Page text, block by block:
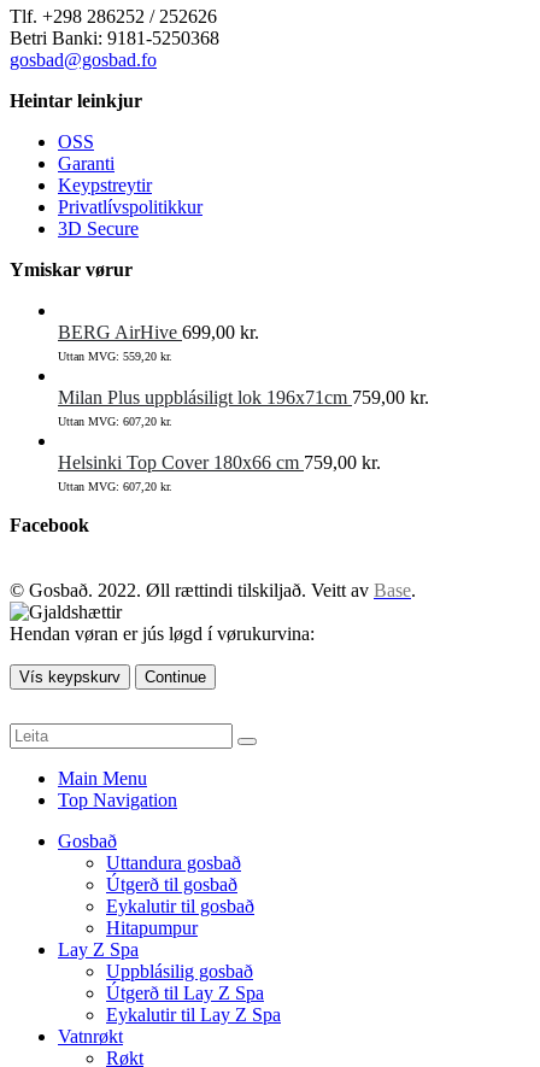
Tlf. +298 286252 / 252626
Betri Banki: 9181-5250368
gosbad@gosbad.fo
Heintar leinkjur
OSS
Garanti
Keypstreytir
Privatlívspolitikkur
3D Secure
Ymiskar vørur
BERG AirHive 699,00 kr.
Uttan MVG: 559,20 kr.
Milan Plus uppblásiligt lok 196x71cm 759,00 kr.
Uttan MVG: 607,20 kr.
Helsinki Top Cover 180x66 cm 759,00 kr.
Uttan MVG: 607,20 kr.
Facebook
© Gosbað. 2022. Øll rættindi tilskiljað. Veitt av Base.
Hendan vøran er jús løgd í vørukurvina:
Vís keypskurv Continue
Main Menu
Top Navigation
Gosbað
Uttandura gosbað
Útgerð til gosbað
Eykalutir til gosbað
Hitapumpur
Lay Z Spa
Uppblásilig gosbað
Útgerð til Lay Z Spa
Eykalutir til Lay Z Spa
Vatnrøkt
Røkt